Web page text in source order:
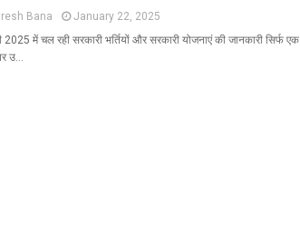
Bana
January 22, 2025
2025 में चल रही सरकारी भर्तियों और सरकारी योजनाएं की जानकारी सिर्फ एक
उ…